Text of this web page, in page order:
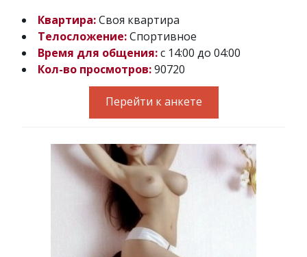
Квартира:Своя квартира
Телосложение:Спортивное
Время для общения:с 14:00 до 04:00
Кол-во просмотров:90720
Перейти к анкете